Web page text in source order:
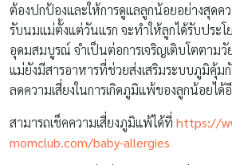
ต้องปกป้องและให้การดูแลลูกน้อยอย่างสุดค
รับนมแม่ตั้งแต่วันแรก จะทำให้ลูกได้รับประ
อุดมสมบูรณ์ จำเป็นต่อการเจริญเติบโตตาม
แม่ยังมีสารอาหารที่ช่วยส่งเสริมระบบภูมิคุ้ม
ลดความเสี่ยงในการเกิดภูมิแพ้ของลูกน้อยได้
สามารถเช็คความเสี่ยงภูมิแพ้ได้ที่ https://
momclub.com/baby-allergies